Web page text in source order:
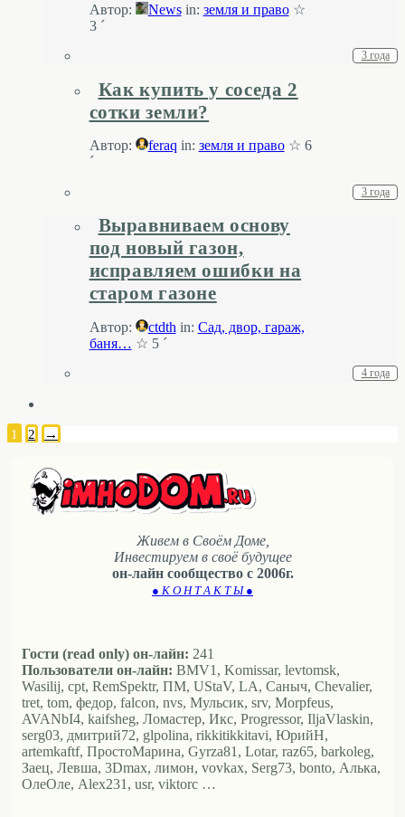
Автор: News in: земля и право☆
3 ´
3 года
Как купить у соседа 2
сотки земли?
Автор: feraq in: земля и право☆ 6
´
3 года
Выравниваем основу
под новый газон,
исправляем ошибки на
старом газоне
Автор: ctdth in: Cад, двор, гараж,
баня… ☆ 5 ´
4 года
1 2 →
Живем в Своём Доме,
Инвестируем в своё будущее
он-лайн сообщество с 2006г.
● К О Н Т А К Т Ы ●
Гости (read only) он-лайн: 241
Пользователи он-лайн: BMV1, Komissar, levtomsk,
Wasilij, cpt, RemSpektr, ПМ, UStaV, LA, Саныч, Chevalier,
tret, tom, федор, falcon, nvs, Мульсик, srv, Morpfeus,
AVANbI4, kaifsheg, Ломастер, Икс, Progressor, IljaVlaskin,
serg03, дмитрий72, glpolina, rikkitikkitavi, ЮрийН,
artemkaftf, ПростоМарина, Gyrza81, Lotar, raz65, barkoleg,
Заец, Левша, 3Dmax, лимон, vovkax, Serg73, bonto, Алька,
ОлеОле, Alex231, usr, viktorc …